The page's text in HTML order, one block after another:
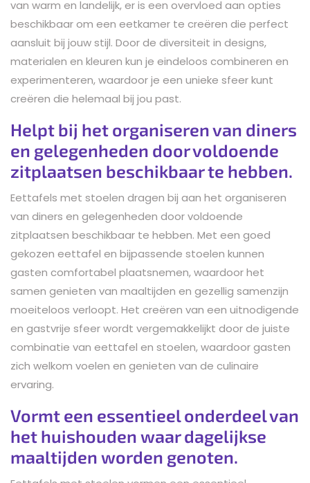
van warm en landelijk, er is een overvloed aan opties
beschikbaar om een eetkamer te creëren die perfect
aansluit bij jouw stijl. Door de diversiteit in designs,
materialen en kleuren kun je eindeloos combineren en
experimenteren, waardoor je een unieke sfeer kunt
creëren die helemaal bij jou past.
Helpt bij het organiseren van diners
en gelegenheden door voldoende
zitplaatsen beschikbaar te hebben.
Eettafels met stoelen dragen bij aan het organiseren
van diners en gelegenheden door voldoende
zitplaatsen beschikbaar te hebben. Met een goed
gekozen eettafel en bijpassende stoelen kunnen
gasten comfortabel plaatsnemen, waardoor het
samen genieten van maaltijden en gezellig samenzijn
moeiteloos verloopt. Het creëren van een uitnodigende
en gastvrije sfeer wordt vergemakkelijkt door de juiste
combinatie van eettafel en stoelen, waardoor gasten
zich welkom voelen en genieten van de culinaire
ervaring.
Vormt een essentieel onderdeel van
het huishouden waar dagelijkse
maaltijden worden genoten.